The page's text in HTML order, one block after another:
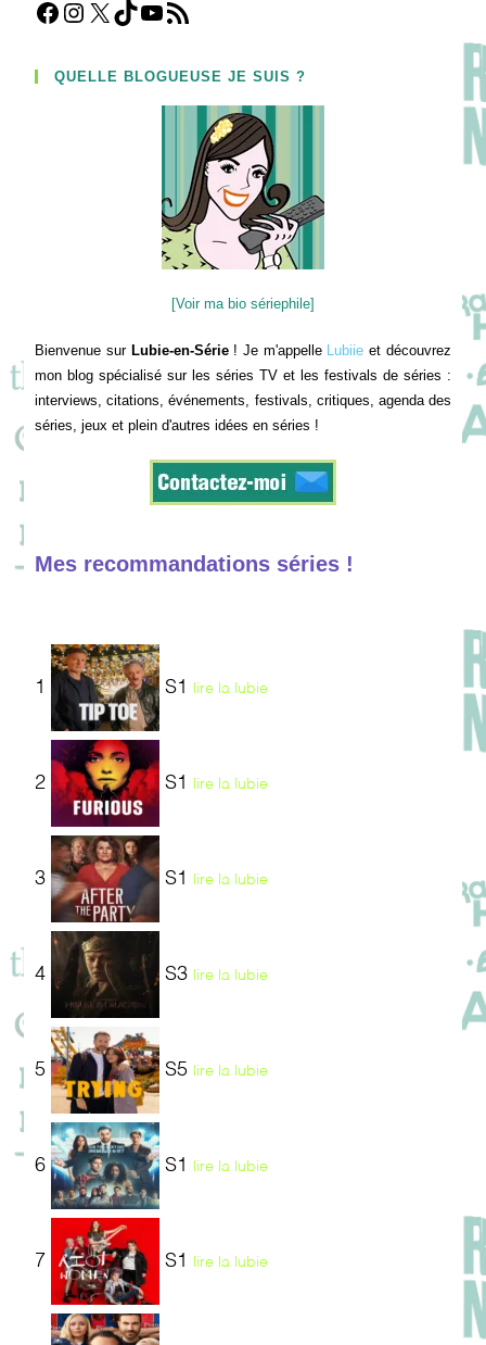
Facebook
Instagram
X TikTokYouTube
Flux RSS
QUELLE BLOGUEUSE JE SUIS ?
[Voir ma bio sériephile]
Bienvenue sur Lubie-en-Série! Je m'appelle Lubiie et découvrez
mon blog spécialisé sur les séries TV et les festivals de séries :
interviews, citations, événements, festivals, critiques, agenda des
séries, jeux et plein d'autres idées en séries !
Mes recommandations séries !
1 S1 lire la lubie
2 S1 lire la lubie
3 S1 lire la lubie
4 S3 lire la lubie
5 S5 lire la lubie
6 S1 lire la lubie
7 S1 lire la lubie